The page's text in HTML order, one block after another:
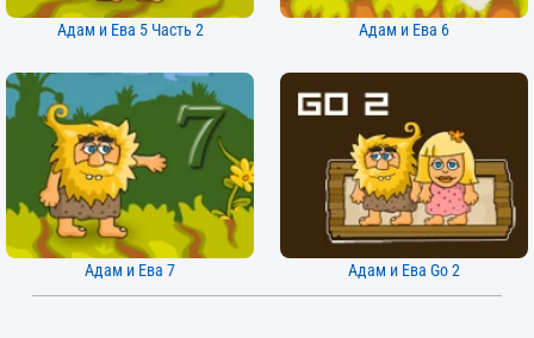
Адам и Ева 5 Часть 2 Адам и Ева 6
Адам и Ева 7 Адам и Ева Go 2